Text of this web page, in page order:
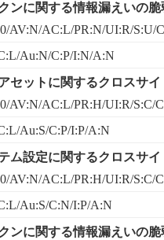
ンに関する情報漏えいの脆
AV:N/AC:L/PR:N/UI:R/S:U/
Au:N/C:P/I:N/A:N
セットに関するクロスサ
AV:N/AC:L/PR:H/UI:R/S:C/
Au:S/C:P/I:P/A:N
ム設定に関するクロスサ
AV:N/AC:L/PR:H/UI:R/S:C/
Au:S/C:N/I:P/A:N
ンに関する情報漏えいの脆